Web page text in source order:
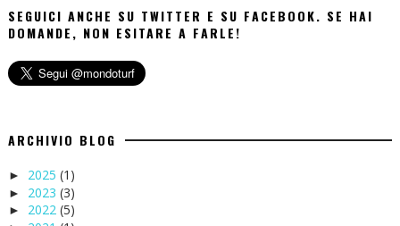
SEGUICI ANCHE SU TWITTER E SU FACEBOOK. SE HAI
DOMANDE, NON ESITARE A FARLE!
ARCHIVIO BLOG
► 2025 (1)
► 2023 (3)
► 2022 (5)